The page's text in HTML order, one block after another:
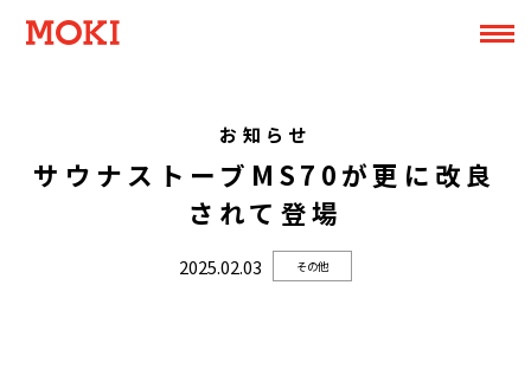
お知らせ
サウナストーブMS70が更に改良
されて登場
2025.02.03 その他